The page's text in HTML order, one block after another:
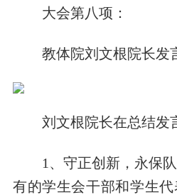
大会第八项：
教体院刘文根院长发
刘文根院长在总结发
1、守正创新，永保
有的学生会干部和学生